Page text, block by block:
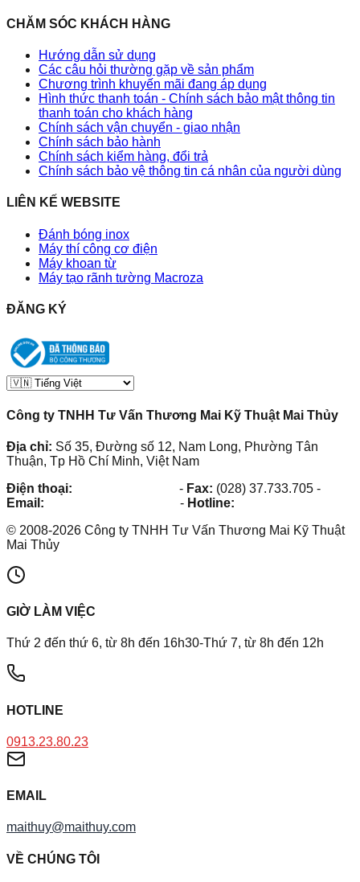
CHĂM SÓC KHÁCH HÀNG
Hướng dẫn sử dụng
Các câu hỏi thường gặp về sản phẩm
Chương trình khuyến mãi đang áp dụng
Hình thức thanh toán - Chính sách bảo mật thông tin
thanh toán cho khách hàng
Chính sách vận chuyển - giao nhận
Chính sách bảo hành
Chính sách kiểm hàng, đổi trả
Chính sách bảo vệ thông tin cá nhân của người dùng
LIÊN KẾ WEBSITE
Đánh bóng inox
Máy thí công cơ điện
Máy khoan từ
Máy tạo rãnh tường Macroza
ĐĂNG KÝ
Công ty TNHH Tư Vấn Thương Mai Kỹ Thuật Mai Thủy
Địa chỉ: Số 35, Đường số 12, Nam Long, Phường Tân
Thuận, Tp Hồ Chí Minh, Việt Nam
Điện thoại:
- Fax: (028) 37.733.705 -
Email:
- Hotline:
© 2008-2026 Công ty TNHH Tư Vấn Thương Mai Kỹ Thuật
Mai Thủy
GIỜ LÀM VIỆC
Thứ 2 đến thứ 6, từ 8h đến 16h30-Thứ 7, từ 8h đến 12h
HOTLINE
0913.23.80.23
EMAIL
maithuy@maithuy.com
VỀ CHÚNG TÔI